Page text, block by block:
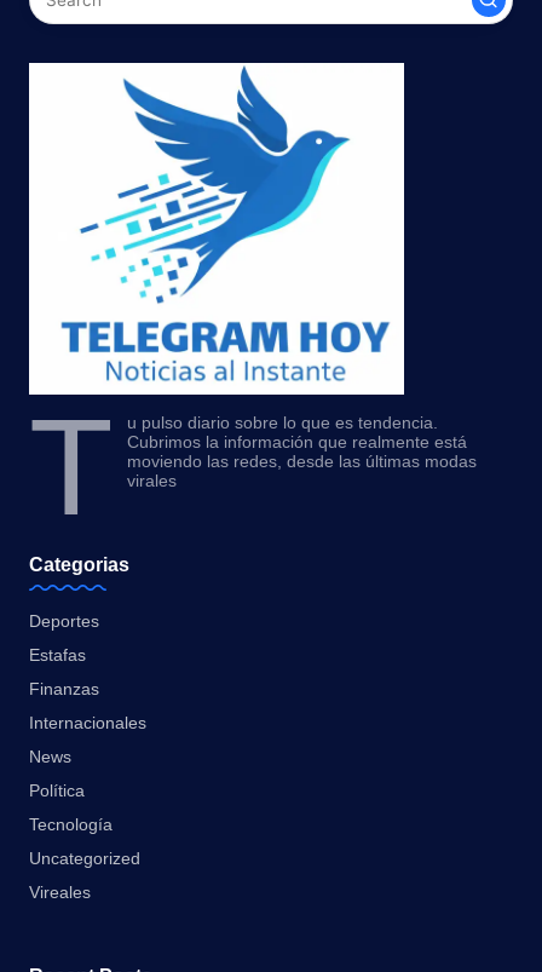
t
e
T
u pulso diario sobre lo que es tendencia.
Cubrimos la información que realmente está
moviendo las redes, desde las últimas modas
virales
Categorias
Deportes
Estafas
Finanzas
Internacionales
News
Política
Tecnología
Uncategorized
Vireales